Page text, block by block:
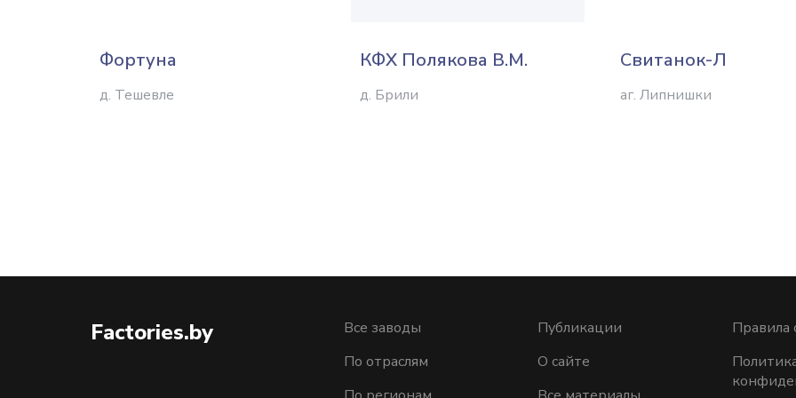
Фортуна
д. Тешевле
КФХ Полякова В.М.
д. Брили
Свитанок-Л
аг. Липнишки
Factories.by
Все заводы
По отраслям
Публикации
О сайте
Правила